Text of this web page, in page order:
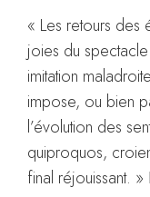
« Les retours des
joies du
imitation
impose, ou bien
l’évolution des
quiproquos,
final réjouissant. »